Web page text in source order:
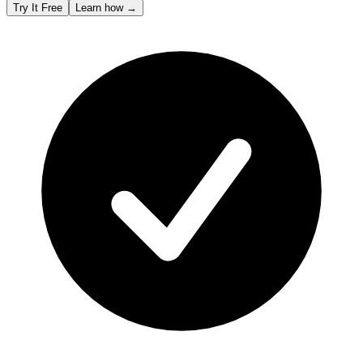
Try It Free Learn how →